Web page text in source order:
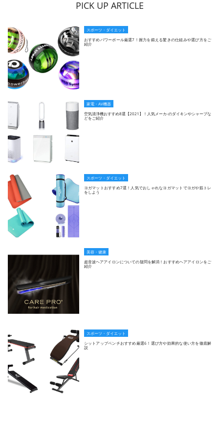
PICK UP ARTICLE
スポーツ・ダイエット
おすすめパワーボール厳選7！握力を鍛える驚きの仕組みや選び方をご
紹介
家電・AV機器
空気清浄機おすすめ8選【2021】！人気メーカ-のダイキンやシャープな
どをご紹介
スポーツ・ダイエット
ヨガマットおすすめ7選！人気でおしゃれなヨガマットでヨガや筋トレ
をしよう
美容・健康
超音波ヘアアイロンについての疑問を解消！おすすめヘアアイロンをご
紹介
スポーツ・ダイエット
シットアップベンチおすすめ厳選6！選び方や効果的な使い方を徹底解
説